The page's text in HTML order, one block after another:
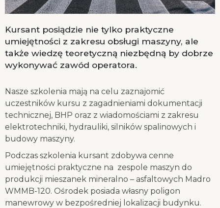
Kursant posiądzie nie tylko praktyczne
umiejętności z zakresu obsługi maszyny, ale
także wiedzę teoretyczną niezbędną by dobrze
wykonywać zawód operatora.
Nasze szkolenia mają na celu zaznajomić
uczestników kursu z zagadnieniami dokumentacji
technicznej, BHP oraz z wiadomościami z zakresu
elektrotechniki, hydrauliki, silników spalinowych i
budowy maszyny.
Podczas szkolenia kursant zdobywa cenne
umiejętności praktyczne na zespole maszyn do
produkcji mieszanek mineralno – asfaltowych Madro
WMMB-120. Ośrodek posiada własny poligon
manewrowy w bezpośredniej lokalizacji budynku.